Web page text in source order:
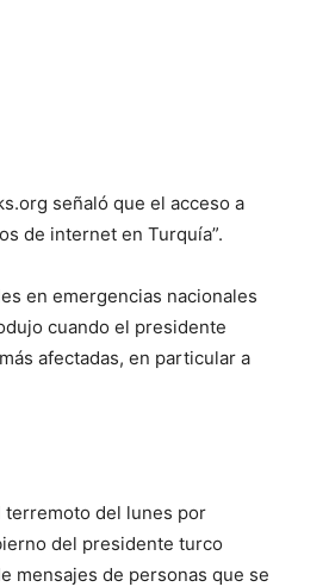
señaló que el acceso a
de internet en Turquía”.
en emergencias nacionales
cuando el presidente
afectadas, en particular a
terremoto del lunes por
del presidente turco
mensajes de personas que se